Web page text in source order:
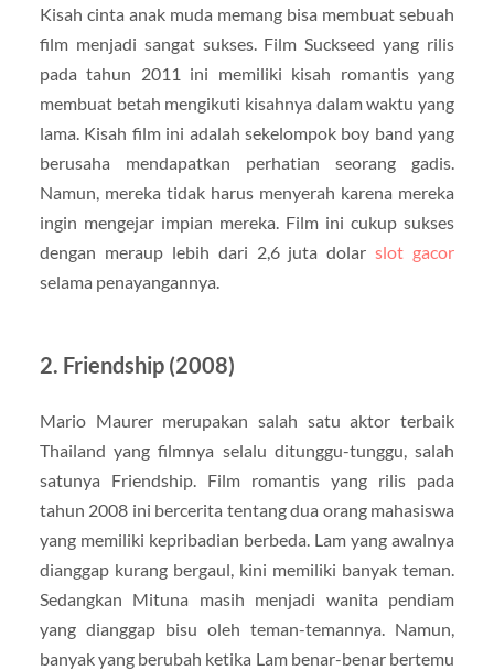
Kisah cinta anak muda memang bisa membuat sebuah
film menjadi sangat sukses. Film Suckseed yang rilis
pada tahun 2011 ini memiliki kisah romantis yang
membuat betah mengikuti kisahnya dalam waktu yang
lama. Kisah film ini adalah sekelompok boy band yang
berusaha mendapatkan perhatian seorang gadis.
Namun, mereka tidak harus menyerah karena mereka
ingin mengejar impian mereka. Film ini cukup sukses
dengan meraup lebih dari 2,6 juta dolarslot gacor
selama penayangannya.
2. Friendship (2008)
Mario Maurer merupakan salah satu aktor terbaik
Thailand yang filmnya selalu ditunggu-tunggu, salah
satunya Friendship. Film romantis yang rilis pada
tahun 2008 ini bercerita tentang dua orang mahasiswa
yang memiliki kepribadian berbeda. Lam yang awalnya
dianggap kurang bergaul, kini memiliki banyak teman.
Sedangkan Mituna masih menjadi wanita pendiam
yang dianggap bisu oleh teman-temannya. Namun,
banyak yang berubah ketika Lam benar-benar bertemu